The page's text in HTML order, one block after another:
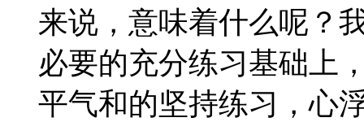
来说，意味着什么呢？
必要的充分练习基础上
平气和的坚持练习，心